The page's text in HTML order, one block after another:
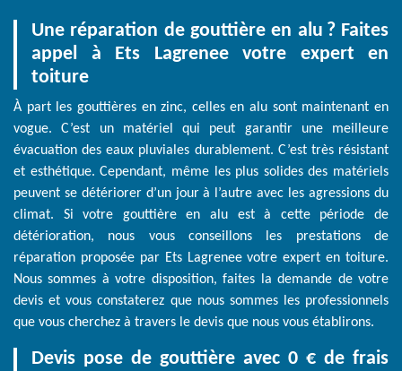
Une réparation de gouttière en alu ? Faites
appel à Ets Lagrenee votre expert en
toiture
À part les gouttières en zinc, celles en alu sont maintenant en
vogue. C’est un matériel qui peut garantir une meilleure
évacuation des eaux pluviales durablement. C’est très résistant
et esthétique. Cependant, même les plus solides des matériels
peuvent se détériorer d’un jour à l’autre avec les agressions du
climat. Si votre gouttière en alu est à cette période de
détérioration, nous vous conseillons les prestations de
réparation proposée par Ets Lagrenee votre expert en toiture.
Nous sommes à votre disposition, faites la demande de votre
devis et vous constaterez que nous sommes les professionnels
que vous cherchez à travers le devis que nous vous établirons.
Devis pose de gouttière avec 0 € de frais